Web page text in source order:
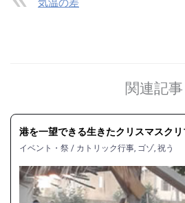
気温の差
関連記事
港を一望できる生きたクリスマスクリ
イベント・祭 / カトリック行事 ゴゾ 祝う